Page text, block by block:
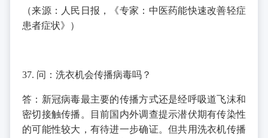
（来源：人民日报，《专家：中医药能快速改善轻症
患者症状》）
37. 问：洗衣机会传播病毒吗？
答：新冠病毒最主要的传播方式还是经呼吸道飞沫和
密切接触传播。目前国内外调查提示潜伏期有传染性
的可能性较大，有待进一步确证。但共用洗衣机传播